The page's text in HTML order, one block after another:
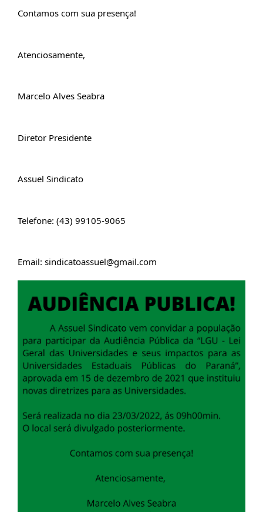
Contamos com sua presença!
Atenciosamente,
Marcelo Alves Seabra
Diretor Presidente
Assuel Sindicato
Telefone: (43) 99105-9065
Email: sindicatoassuel@gmail.com